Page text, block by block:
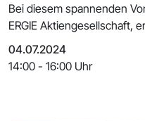
Bei diesem spannenden
ERGIE Aktiengesellschaft,
04.07.2024
14:00 - 16:00 Uhr